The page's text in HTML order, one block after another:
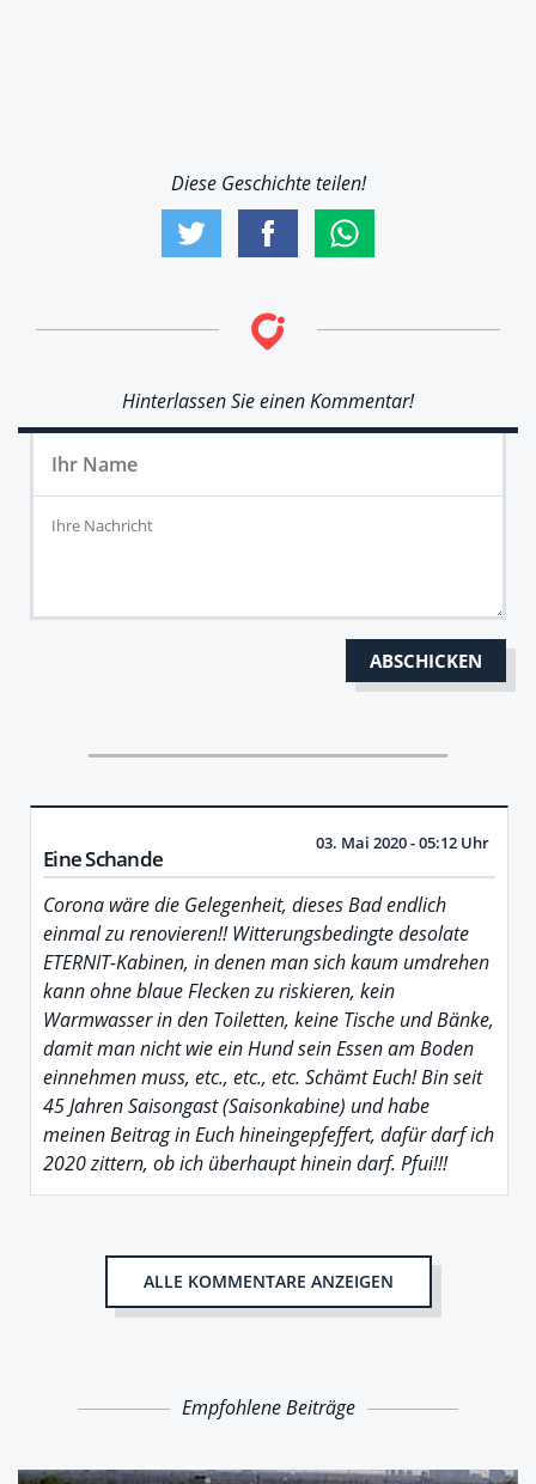
Diese Geschichte teilen!
Hinterlassen Sie einen Kommentar!
Eine Schande
03. Mai 2020 - 05:12 Uhr
Corona wäre die Gelegenheit, dieses Bad endlich
einmal zu renovieren!! Witterungsbedingte desolate
ETERNIT-Kabinen, in denen man sich kaum umdrehen
kann ohne blaue Flecken zu riskieren, kein
Warmwasser in den Toiletten, keine Tische und Bänke,
damit man nicht wie ein Hund sein Essen am Boden
einnehmen muss, etc., etc., etc. Schämt Euch! Bin seit
45 Jahren Saisongast (Saisonkabine) und habe
meinen Beitrag in Euch hineingepfeffert, dafür darf ich
2020 zittern, ob ich überhaupt hinein darf. Pfui!!!
ALLE KOMMENTARE ANZEIGEN
Empfohlene Beiträge